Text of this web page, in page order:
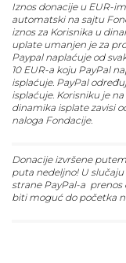
Iznos donacije u EUR-
automatski na sajtu
iznos za Korisnika u
uplate umanjen je za
Paypal naplaćuje od
10 EUR-a koju PayPal
isplaćuje. PayPal
isplaćuje. Korisniku je
dinamika isplate zavisi
naloga Fondacije.
Donacije izvršene
puta nedeljno! U
strane PayPal-a prenos
biti moguć do početka